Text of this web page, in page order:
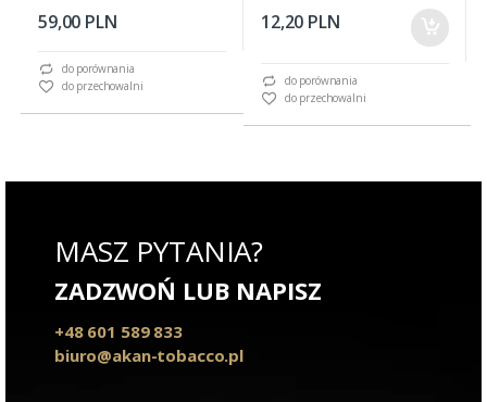
59,00 PLN
do porównania
do przechowalni
12,20 PLN
do porównania
do przechowalni
MASZ PYTANIA?
ZADZWOŃ LUB NAPISZ
+48 601 589 833
biuro@akan-tobacco.pl